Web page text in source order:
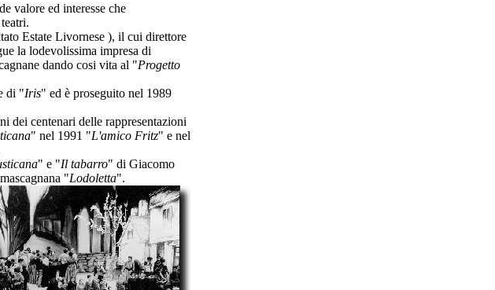
valore ed interesse che
Estate Livornese ), il cui direttore
la lodevolissima impresa di
dando cosi vita al "Progetto
di "Iris" ed è proseguito nel 1989
dei centenari delle rappresentazioni
" nel 1991 "L'amico Fritz" e nel
" e "Il tabarro" di Giacomo
"Lodoletta".